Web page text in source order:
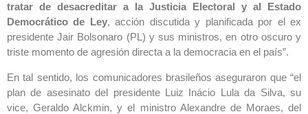
tratar de desacreditar a la Justicia Electoral y al Estado
Democrático de Ley, acción discutida y planificada por el ex
presidente Jair Bolsonaro (PL) y sus ministros, en otro oscuro y
triste momento de agresión directa a la democracia en el país”.
En tal sentido, los comunicadores brasileños aseguraron que “el
plan de asesinato del presidente Luiz Inácio Lula da Silva, su
vice, Geraldo Alckmin, y el ministro Alexandre de Moraes, del